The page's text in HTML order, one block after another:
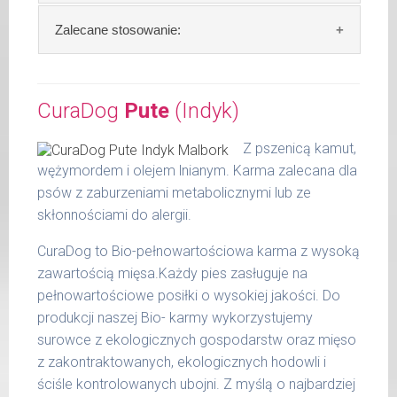
36 -
50 kg
51 -
Podane liczby są wartościami orientacyjnymi.
aktywności, warunków hodowli oraz innych
czynników.
Waga netto/Nr art.: 200 g/1007 | 400
Skład:ryba* 64%, komosa ryżowa 15%,
gruszka 10%, nasturcja 1%, olej lniany 1 %, algi
Szczegółowa analiza składu:
surowe białko 8,60 %
tłuszcz surowy 6,20 %
popiół surowy 0,60 %
włókno surowe 0,80 %
wapń 1,40 %
fosfor 0,80 %
Zalecane stosowanie:
opakowań w lodówce, nie dłużej niż 2 dni.
W tabeli ujęto dzienne zapotrzebowanie na
CuraDog Fisch (Ryba)
waga
psa
dzienna
porcja
do 5
kg
270 g
6 - 14
kg
450 g
15 -
25 kg
700 g
CuraDog Pute (Indyk)
Z pszenicą kamut,
wężymordem i olejem lnianym. Karma zalecana dla
psów z zaburzeniami metabolicznymi lub ze
skłonnościami do alergii.
CuraDog to Bio-pełnowartościowa karma z wysoką
zawartością mięsa.Każdy pies zasługuje na
pełnowartościowe posiłki o wysokiej jakości. Do
produkcji naszej Bio- karmy wykorzystujemy
surowce z ekologicznych gospodarstw oraz mięso
z zakontraktowanych, ekologicznych hodowli i
ściśle kontrolowanych ubojni. Z myślą o najbardziej